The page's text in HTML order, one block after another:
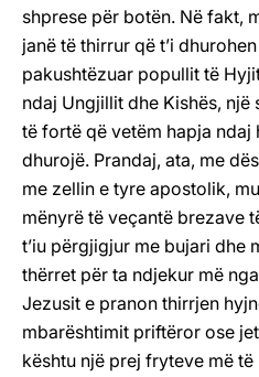
shprese për botën. Në fakt,
janë të thirrur që t’i
pakushtëzuar popullit të
ndaj Ungjillit dhe Kishës,
të fortë që vetëm hapja
dhurojë. Prandaj, ata, me
me zellin e tyre apostolik,
mënyrë të veçantë brezave
t’iu përgjigjur me bujari dhe
thërret për ta ndjekur më
Jezusit e pranon thirrjen
mbarështimit priftëror ose
kështu një prej fryteve më